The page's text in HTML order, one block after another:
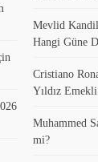
Mevlid
Hangi Güne
Cristiano
Yıldız
Muhammed
mi?